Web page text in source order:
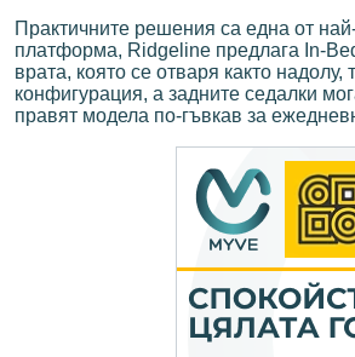
Практичните решения са една от
платформа, Ridgeline предлага In-
врата, която се отваря както
конфигурация, а задните седалки
правят модела по-гъвкав за